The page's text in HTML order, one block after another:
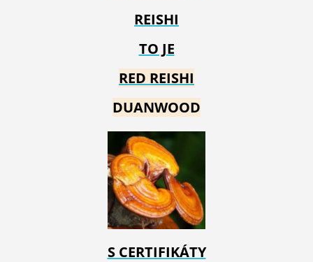
REISHI
TO JE
RED REISHI
DUANWOOD
S CERTIFIKÁTY